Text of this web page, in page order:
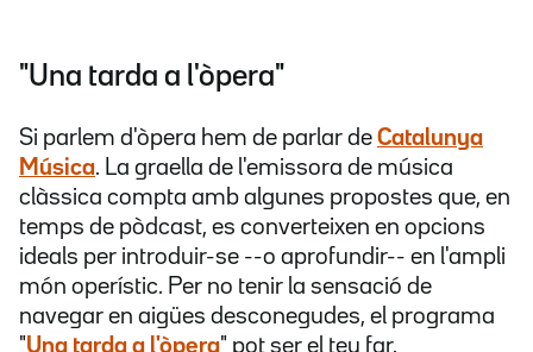
"Una tarda a l'òpera"
Si parlem d'òpera hem de parlar de Catalunya
Música. La graella de l'emissora de música
clàssica compta amb algunes propostes que, en
temps de pòdcast, es converteixen en opcions
ideals per introduir-se --o aprofundir-- en l'ampli
món operístic. Per no tenir la sensació de
navegar en aigües desconegudes, el programa
"Una tarda a l'òpera" pot ser el teu far.